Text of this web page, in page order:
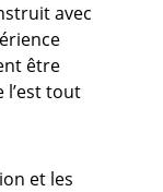
avec
être
l’est tout
et les